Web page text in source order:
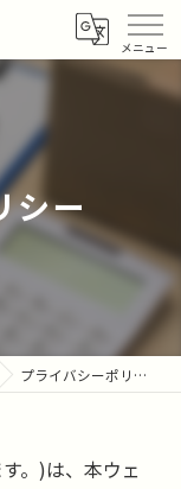
シー
プライバシーポリシー
。)は、本ウェ